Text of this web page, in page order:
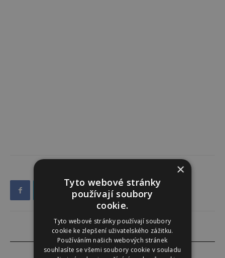
×
Tyto webové stránky
používají soubory
cookie.
Tyto webové stránky používají soubory
cookie ke zlepšení uživatelského zážitku.
Používáním našich webových stránek
souhlasíte se všemi soubory cookie v souladu